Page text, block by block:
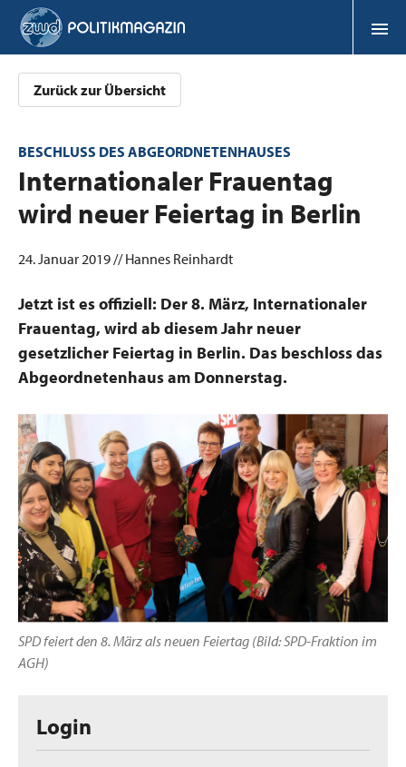
Zurück zur Übersicht
BESCHLUSS DES ABGEORDNETENHAUSES
:Internationaler Frauentag
wird neuer Feiertag in Berlin
24. Januar 2019 // Hannes Reinhardt
Jetzt ist es offiziell: Der 8. März, Internationaler
Frauentag, wird ab diesem Jahr neuer
gesetzlicher Feiertag in Berlin. Das beschloss das
Abgeordnetenhaus am Donnerstag.
SPD feiert den 8. März als neuen Feiertag (Bild: SPD-Fraktion im
AGH)
Login